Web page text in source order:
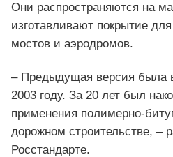
Они распространяются на
изготавливают покрытие
мостов и аэродромов.
– Предыдущая версия была
2003 году. За 20 лет был
применения полимерно-
дорожном строительстве, –
Росстандарте.